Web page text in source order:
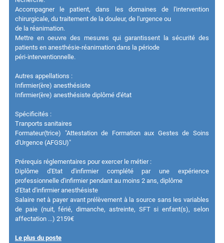
Accompagner le patient, dans les domaines de l'intervention
chirurgicale, du traitement de la douleur, de l'urgence ou
de la réanimation.
Mettre en oeuvre des mesures qui garantissent la sécurité des
patients en anesthésie-réanimation dans la période
péri-interventionnelle.
Autres appellations :
Infirmier(ère) anesthésiste
Infirmier(ère) anesthésiste diplômé d'état
Spécificités :
Tranports sanitaires
Formateur(trice) "Attestation de Formation aux Gestes de Soins
d'Urgence (AFGSU)"
Prérequis réglementaires pour exercer le métier :
Diplôme d'Etat d'infirmier complété par une expérience
professionnelle d'infirmier pendant au moins 2 ans, diplôme
d'Etat d'infirmier anesthésiste
Salaire net à payer avant prélèvement à la source sans les variables
de paie (nuit, férié, dimanche, astreinte, SFT si enfant(s), selon
affectation ...) 2159€
Le plus du poste